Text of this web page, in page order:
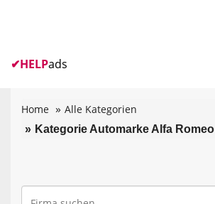
✔HELPads
Home Alle Kategorien
Kategorie Automarke Alfa Romeo